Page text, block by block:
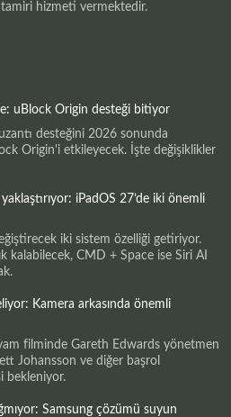
tamiri hizmeti vermektedir.
uBlock Origin desteği bitiyor
desteğini 2026 sonunda
Origin'i etkileyecek. İşte değişiklikler
iPadOS 27’de iki önemli
iki sistem özelliği getiriyor.
kalabilecek, CMD + Space ise Siri AI
Kamera arkasında önemli
filminde Gareth Edwards yönetmen
Johansson ve diğer başrol
bekleniyor.
Samsung çözümü suyun